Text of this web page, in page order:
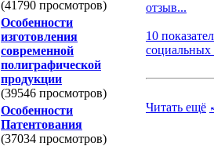
(41790 просмотров)
Особенности
изготовления
современной
полиграфической
продукции
(39546 просмотров)
Особенности
Патентования
(37034 просмотров)
отзыв...
10
социальных
Читать ещё